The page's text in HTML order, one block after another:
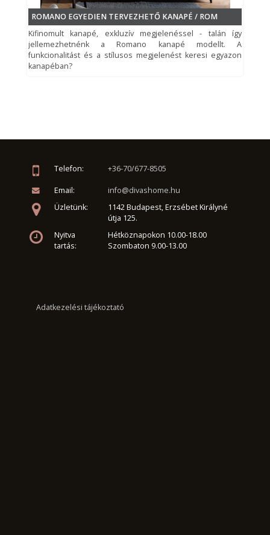
aladin easy touch:
nem
applikációval
történő
irányíthatóság:
nem
szövetbevonat
ROMANO EGYEDIEN TERVEZHETŐ KANAPÉ / ROM
Kifinomult kanapé, exkluzív megjelenéssel - talán így
jellemezhetnénk a Romano kanapé modellt. A
funkcionalitást és a stílusos megjelenést keresi egyazon
kanapéban?
Telefon: +36-70/677-8505
Email:
info@divashome.hu
Üzletünk:
1142 Budapest, Erzsébet Királyné
útja 125.
Nyitva
tartás:
Hétköznapokon 10.00-18.00
Szombaton 9.00-13.00
Adatkezelési tájékoztató